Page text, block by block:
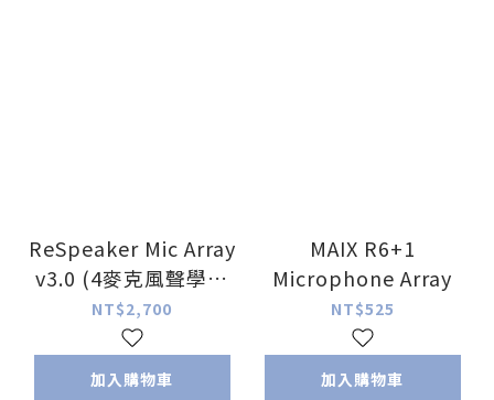
ReSpeaker Mic Array
v3.0 (4麥克風聲學陣
列)
NT$2,700
加入購物車
MAIX R6+1
Microphone Array
NT$525
加入購物車